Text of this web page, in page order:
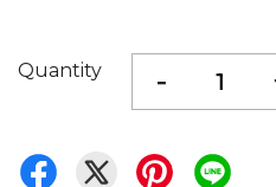
Quantity -